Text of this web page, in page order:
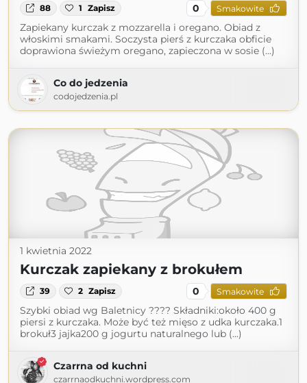
88 1 Zapisz 0 Smakowite
Zapiekany kurczak z mozzarella i oregano. Obiad z
włoskimi smakami. Soczysta pierś z kurczaka obficie
doprawiona świeżym oregano, zapieczona w sosie (...)
Co do jedzenia
codojedzenia.pl
1 kwietnia 2022
Kurczak zapiekany z brokułem
39 2 Zapisz 0 Smakowite
Szybki obiad wg Baletnicy ???? Składniki:około 400 g
piersi z kurczaka. Może być też mięso z udka kurczaka.1
brokuł3 jajka200 g jogurtu naturalnego lub (...)
Czarrna od kuchni
czarrnaodkuchni.wordpress.com